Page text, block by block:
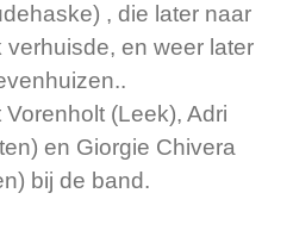
, die later naar
verhuisde, en weer later
(Leek), Adri
en Giorgie Chivera
bij de band.